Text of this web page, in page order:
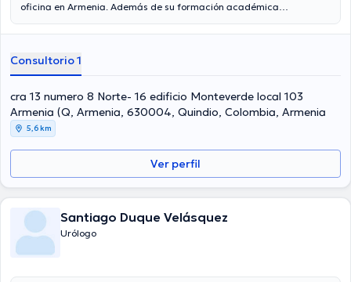
oficina en Armenia. Además de su formación académica
de especialidad. El Dr. cuenta con muchos años de experiencia
como miembro de diversas asociaciones médicas. Rodrigo Castano
Calle ha compartido en incontables conferencias con la intención
de lograr tener una formación continua en su disciplina de
especialización y ha publicado importantes ediciones. Español es el
idioma principal que habla el médico.
Consultorio 1
cra 13 numero 8 Norte- 16 edificio Monteverde local 103
Armenia (Q, Armenia, 630004, Quindio, Colombia, Armenia
5,6 km
Ver perfil
Santiago Duque Velásquez
Urólogo